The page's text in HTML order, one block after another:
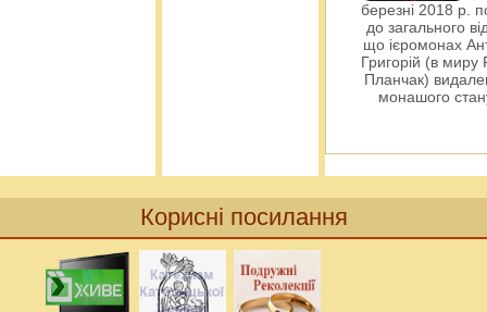
березні 2018 р.
до загального
що ієромонах
Григорій (в миру
Планчак)
монашого
Корисні посилання